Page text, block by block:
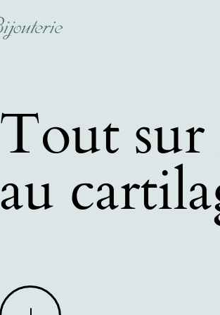
Tout
au